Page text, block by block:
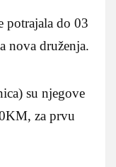
potrajala do 03
nova druženja.
su njegove
za prvu